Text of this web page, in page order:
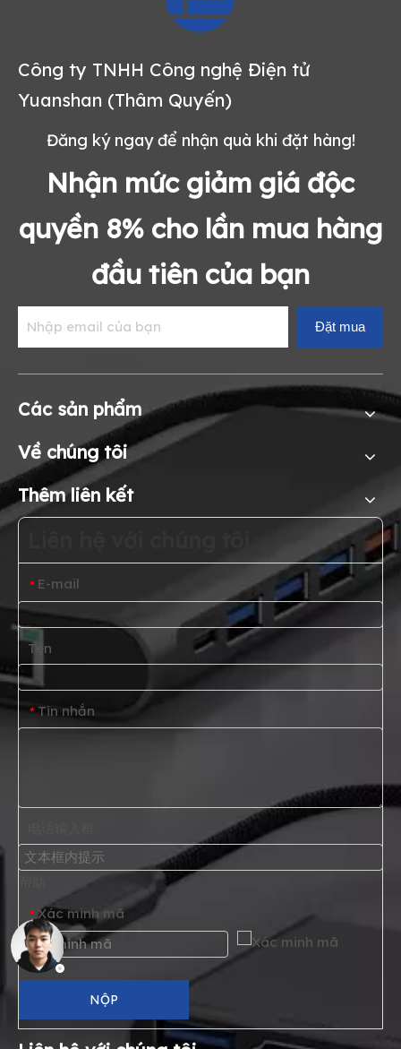
Công ty TNHH Công nghệ Điện tử
Yuanshan (Thâm Quyến)
Đăng ký ngay để nhận quà khi đặt hàng!
Nhận mức giảm giá độc
quyền 8% cho lần mua hàng
đầu tiên của bạn
Đặt mua
Các sản phẩm
Về chúng tôi
Thêm liên kết
* E-mail
Tên
* Tin nhắn
* Xác minh mã
NỘP